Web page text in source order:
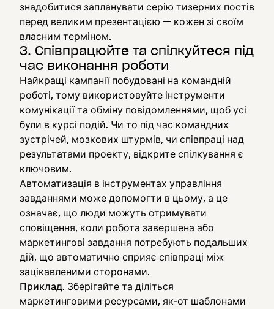
знадобитися запланувати серію тизерних постів
перед великим презентацією — кожен зі своїм
власним терміном.
3. Співпрацюйте та спілкуйтеся під
час виконання роботи
Найкращі кампанії побудовані на командній
роботі, тому використовуйте інструменти
комунікації та обміну повідомленнями, щоб усі
були в курсі подій. Чи то під час командних
зустрічей, мозкових штурмів, чи співпраці над
результатами проекту, відкрите спілкування є
ключовим.
Автоматизація в інструментах управління
завданнями може допомогти в цьому, а це
означає, що люди можуть отримувати
сповіщення, коли робота завершена або
маркетингові завдання потребують подальших
дій, що автоматично сприяє співпраці між
зацікавленими сторонами.
Приклад. Зберігайте та діліться
маркетинговими ресурсами, як‑от шаблонами